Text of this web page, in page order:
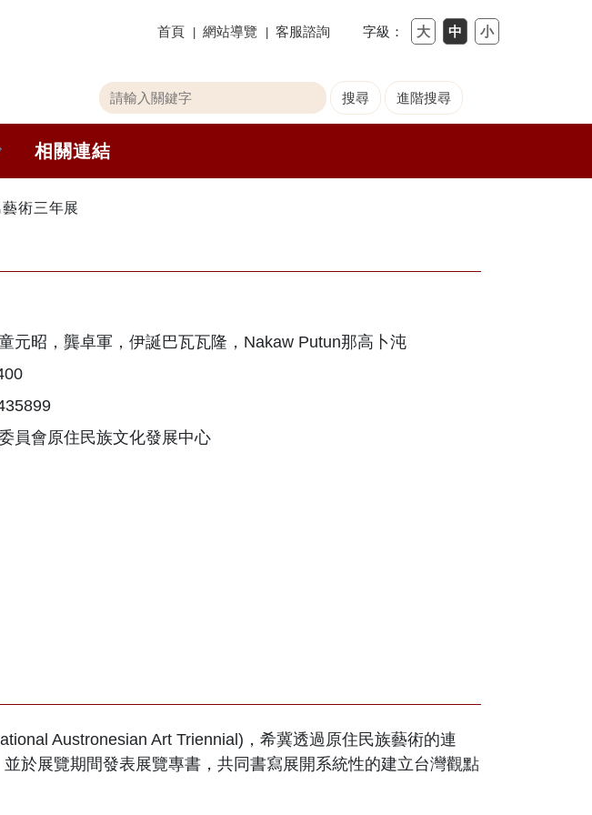
首頁
網站導覽 客服諮詢 字級：
關
鍵
搜
請
輸
關
相關連結
術三年展
元昭，龔卓軍，伊誕巴瓦瓦隆，Nakaw Putun那高卜沌
員會原住民族文化發展中心
Austronesian Art Triennial)，希冀透過原住民族藝術的連
於展覽期間發表展覽專書，共同書寫展開系統性的建立台灣觀點